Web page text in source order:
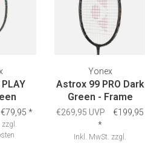
€79,95 *
zzgl.
Yonex
Astrox 99 PRO Dark
Green - Frame
€269,95 UVP
€199,95
*
Inkl. MwSt. zzgl.